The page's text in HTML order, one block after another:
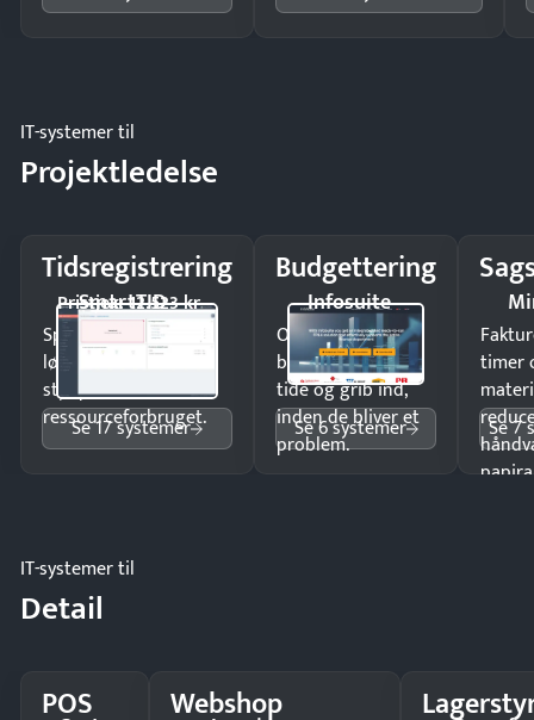
IT-systemer til
Projektledelse
Tidsregistrering
SmartTID
Pristjek: 12.523 kr
Spar tid på
lønberegning og få
styr på
ressourceforbruget.
Se 17 systemer
Budgettering
Infosuite
Opdag
budgetafvigelser i
tide og grib ind,
inden de bliver et
problem.
Se 6 systemer
timer
Se 7
IT-systemer til
Detail
POS Webshop